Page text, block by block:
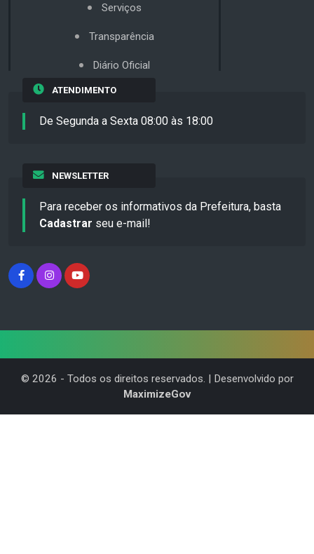
Serviços
Transparência
Diário Oficial
ATENDIMENTO
De Segunda a Sexta 08:00 às 18:00
NEWSLETTER
Para receber os informativos da Prefeitura, basta
Cadastrar seu e-mail!
© 2026 - Todos os direitos reservados. | Desenvolvido por
MaximizeGov